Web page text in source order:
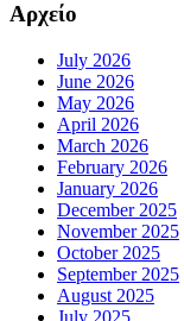
Αρχείο
July 2026
June 2026
May 2026
April 2026
March 2026
February 2026
January 2026
December 2025
November 2025
October 2025
September 2025
August 2025
July 2025